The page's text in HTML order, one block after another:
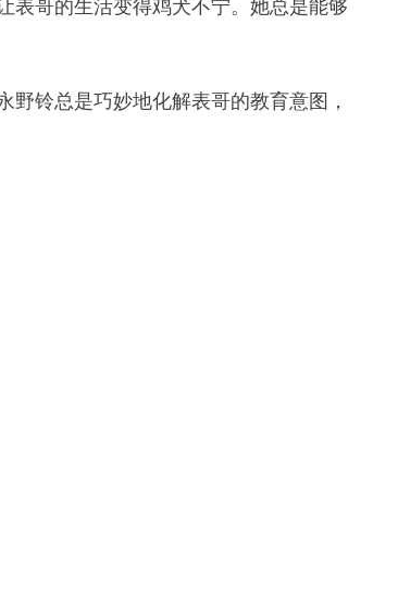
表哥的生活变得鸡犬不宁。她总是能够
铃总是巧妙地化解表哥的教育意图，